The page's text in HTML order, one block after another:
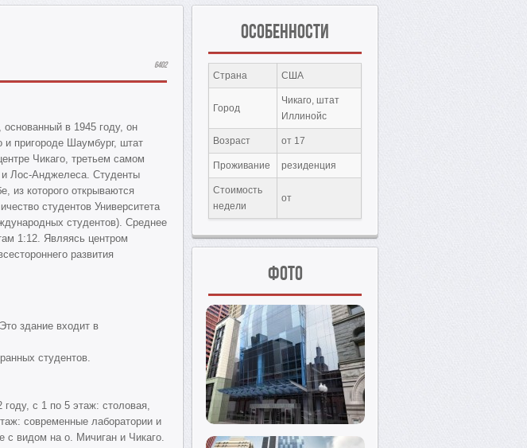
6402
основанный в 1945 году, он
и пригороде Шаумбург, штат
Чикаго, третьем самом
Лос-Анджелеса. Студенты
из которого открываются
студентов Университета
студентов). Среднее
1:12. Являясь центром
развития
здание входит в
студентов.
году, с 1 по 5 этаж: столовая,
современные лаборатории и
с видом на о. Мичиган и Чикаго.
Особенности
Страна США
Город
Чикаго, штат
Иллинойс
Возраст от 17
Проживание резиденция
Стоимость
недели
от
Фото